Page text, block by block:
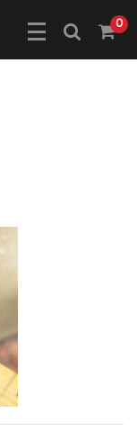
0